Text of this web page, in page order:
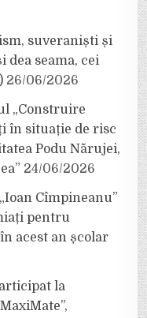
suveraniști și
dea seama, cei
26/06/2026
„Construire
în situație de risc
Podu Nărujei,
24/06/2026
Cîmpineanu”
pentru
acest an școlar
la